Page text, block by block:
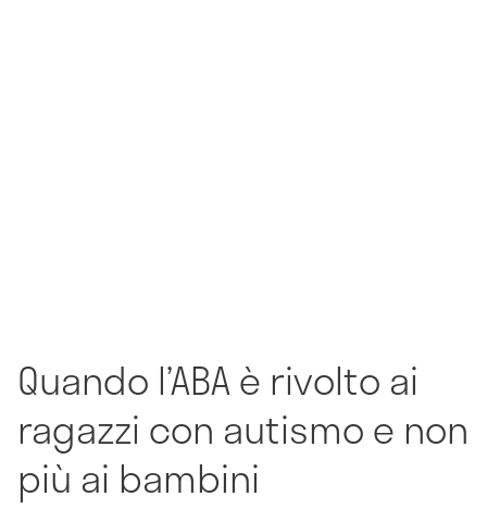
Quando l’ABA è rivolto ai
ragazzi con autismo e non
più ai bambini